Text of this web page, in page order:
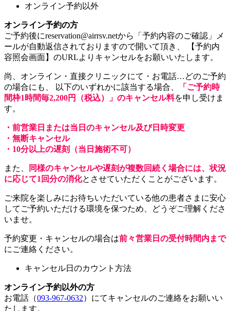
オンライン予約以外
オンライン予約の方
ご予約後にreservation@airrsv.netから「予約内容のご確認」メ
ールが自動返信されておりますので開いて頂き、 【予約内
容照会画面】のURLよりキャンセルをお願いいたします。
尚、オンライン・直接クリニックにて・お電話…どのご予約
の場合にも、 以下のいずれかに該当する場合、
「ご予約時
間枠1時間毎2,200円（税込）」のキャンセル料を申し受けま
す。
・前営業日または当日のキャンセル及び日時変更
・無断キャンセル
・10分以上の遅刻（当日施術不可）
また、
同様のキャンセルや遅刻が複数回続く場合には、状況
に応じて1回分の消化とさせていただくことがございます。
ご来院を楽しみにお待ちいただいている他の患者さまに安心
してご予約いただける環境を保つため、どうぞご理解くださ
いませ。
予約変更・キャンセルの場合は前々営業日の受付時間内まで
にご連絡ください。
キャンセル日のカウント方法
オンライン予約以外の方
お電話（093-967-0632）にてキャンセルのご連絡をお願いい
たします。